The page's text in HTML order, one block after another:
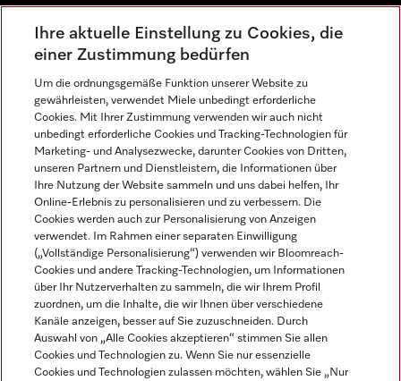
Newsletter
Sprache
DEUTSCH
Miele auf YoutubeMiele auf Instagram
Miele auf Facebook
Miele auf LinkedInMiele auf LinkedIn
Ihre aktuelle Einstellung zu Cookies, die
einer Zustimmung bedürfen
Um die ordnungsgemäße Funktion unserer Website zu
gewährleisten, verwendet Miele unbedingt erforderliche
Cookies. Mit Ihrer Zustimmung verwenden wir auch nicht
unbedingt erforderliche Cookies und Tracking-Technologien für
Marketing- und Analysezwecke, darunter Cookies von Dritten,
unseren Partnern und Dienstleistern, die Informationen über
Ihre Nutzung der Website sammeln und uns dabei helfen, Ihr
Online-Erlebnis zu personalisieren und zu verbessern. Die
Cookies werden auch zur Personalisierung von Anzeigen
verwendet. Im Rahmen einer separaten Einwilligung
(„Vollständige Personalisierung“) verwenden wir Bloomreach-
Cookies und andere Tracking-Technologien, um Informationen
über Ihr Nutzerverhalten zu sammeln, die wir Ihrem Profil
zuordnen, um die Inhalte, die wir Ihnen über verschiedene
Kanäle anzeigen, besser auf Sie zuzuschneiden. Durch
Auswahl von „Alle Cookies akzeptieren“ stimmen Sie allen
Cookies und Technologien zu. Wenn Sie nur essenzielle
Cookies und Technologien zulassen möchten, wählen Sie „Nur